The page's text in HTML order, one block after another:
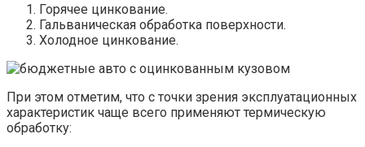
Горячее цинкование.
Гальваническая обработка поверхности.
Холодное цинкование.
При этом отметим, что с точки зрения эксплуатационных
характеристик чаще всего применяют термическую
обработку: